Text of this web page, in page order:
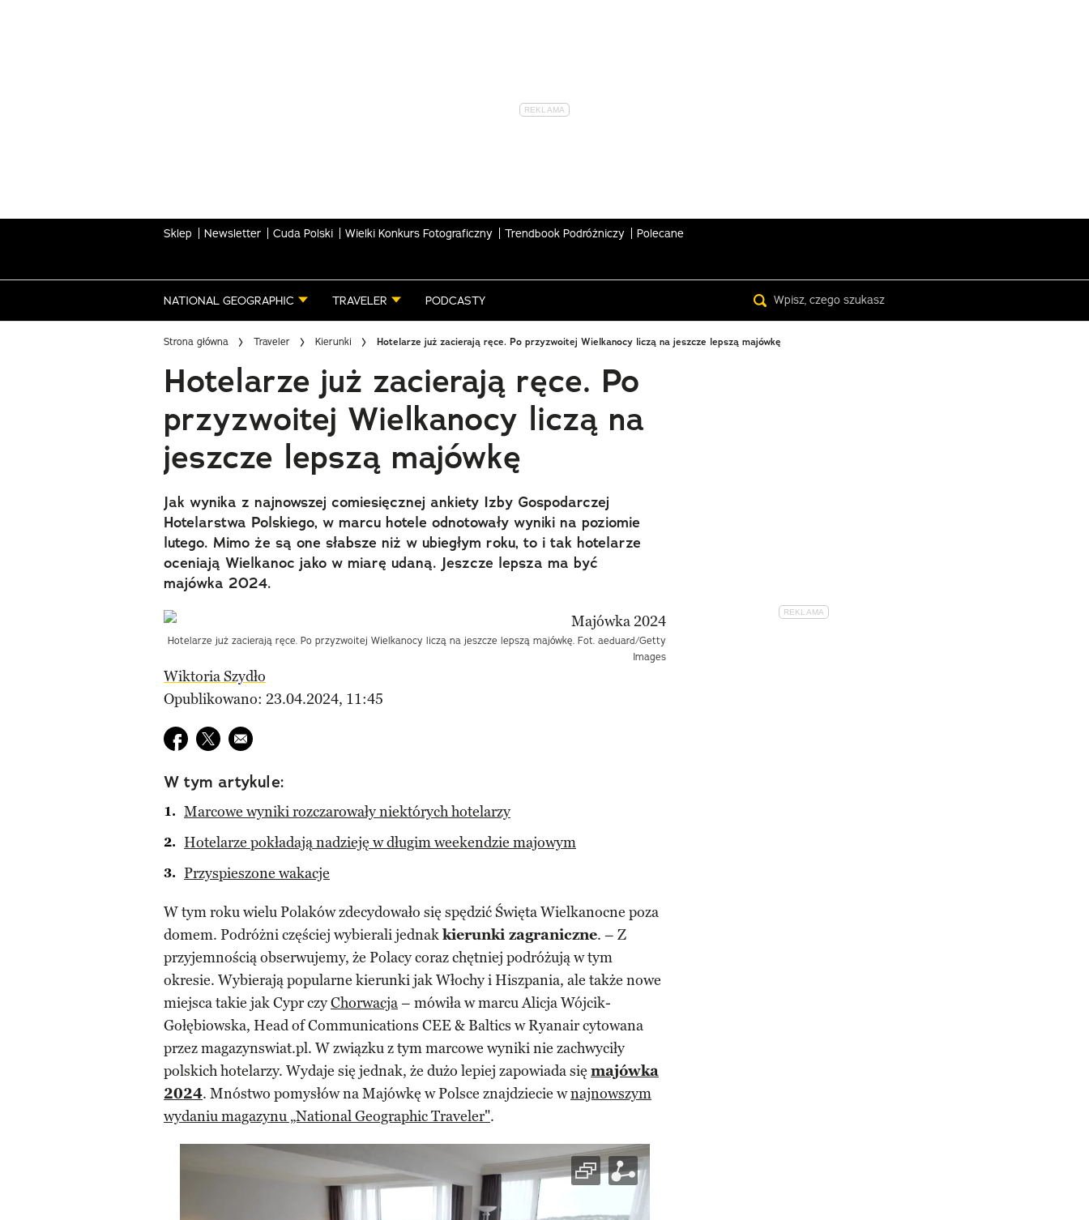
Sklep Newsletter Cuda Polski Wielki Konkurs Fotograficzny Trendbook Podróżniczy Polecane
NATIONAL GEOGRAPHIC TRAVELER PODCASTY
Strona główna Traveler Kierunki Hotelarze już zacierają ręce. Po przyzwoitej Wielkanocy liczą na jeszcze lepszą majówkę
Hotelarze już zacierają ręce. Po
przyzwoitej Wielkanocy liczą na
jeszcze lepszą majówkę
Jak wynika z najnowszej comiesięcznej ankiety Izby Gospodarczej
Hotelarstwa Polskiego, w marcu hotele odnotowały wyniki na poziomie
lutego. Mimo że są one słabsze niż w ubiegłym roku, to i tak hotelarze
oceniają Wielkanoc jako w miarę udaną. Jeszcze lepsza ma być
majówka 2024.
Hotelarze już zacierają ręce. Po przyzwoitej Wielkanocy liczą na jeszcze lepszą majówkę. Fot. aeduard/Getty
Images
Wiktoria Szydło
Opublikowano: 23.04.2024, 11:45
Udostępnij na facebook
Udostępnij na twitter
E-mail do przyjaciela
W tym artykule:
Marcowe wyniki rozczarowały niektórych hotelarzy
Hotelarze pokładają nadzieję w długim weekendzie majowym
Przyspieszone wakacje
W tym roku wielu Polaków zdecydowało się spędzić Święta Wielkanocne poza
domem. Podróżni częściej wybierali jednakkierunki zagraniczne. – Z
przyjemnością obserwujemy, że Polacy coraz chętniej podróżują w tym
okresie. Wybierają popularne kierunki jak Włochy i Hiszpania, ale także nowe
miejsca takie jak Cypr czyChorwacja– mówiła w marcu Alicja Wójcik-
Gołębiowska, Head of Communications CEE & Baltics w Ryanair cytowana
przez magazynswiat.pl. W związku z tym marcowe wyniki nie zachwyciły
polskich hotelarzy. Wydaje się jednak, że dużo lepiej zapowiada się majówka
2024. Mnóstwo pomysłów na Majówkę w Polsce znajdziecie wnajnowszym
wydaniu magazynu „National Geographic Traveler".